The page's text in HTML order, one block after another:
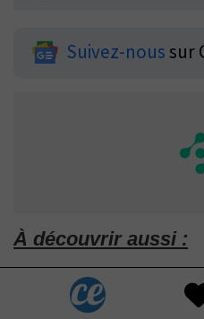
Suivez-noussur
À découvrir aussi :
Lessive Maison au
Ma Meilleure